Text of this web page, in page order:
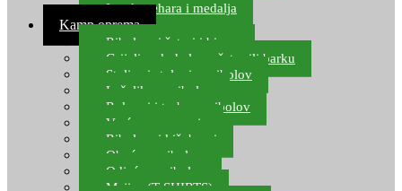
Izrada pehara i medalja
Kamp oprema
Ribolovni šatori i bivvy
Grijalice, kuhala za šator ili barku
Stolice i stolovi za ribolov
Ležaljke za ribolov
Ruksaci i torbe za ribolov
Vreće za spavanje
Ribolovni kišobrani
Obuća za ribolov
Odjeća za ribolov
Majice (T-SHIRTS)